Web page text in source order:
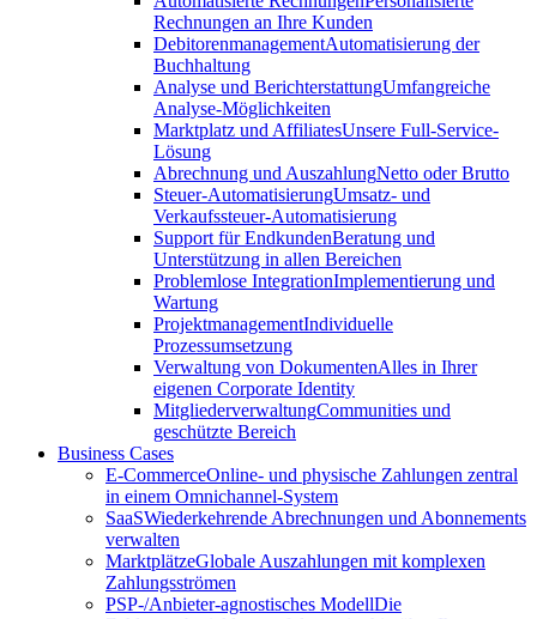
Rechnungen an Ihre Kunden
DebitorenmanagementAutomatisierung der
Buchhaltung
Analyse und BerichterstattungUmfangreiche
Analyse-Möglichkeiten
Marktplatz und AffiliatesUnsere Full-Service-
Lösung
Abrechnung und AuszahlungNetto oder Brutto
Steuer-AutomatisierungUmsatz- und
Verkaufssteuer-Automatisierung
Support für EndkundenBeratung und
Unterstützung in allen Bereichen
Problemlose IntegrationImplementierung und
Wartung
ProjektmanagementIndividuelle
Prozessumsetzung
Verwaltung von DokumentenAlles in Ihrer
eigenen Corporate Identity
MitgliederverwaltungCommunities und
geschützte Bereich
Business Cases
E-CommerceOnline- und physische Zahlungen zentral
in einem Omnichannel-System
SaaSWiederkehrende Abrechnungen und Abonnements
verwalten
MarktplätzeGlobale Auszahlungen mit komplexen
Zahlungsströmen
PSP-/Anbieter‑agnostisches ModellDie